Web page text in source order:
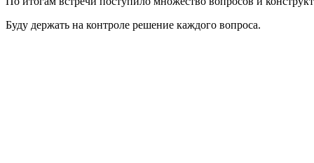
Буду держать на контроле решение каждого вопроса.